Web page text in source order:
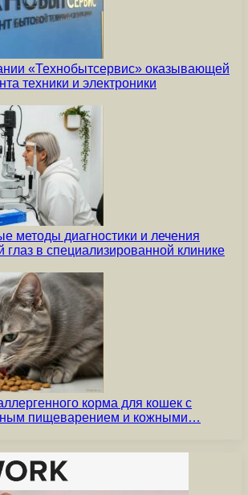
«Технобытсервис» оказывающей
техники и электроники
методы диагностики и лечения
глаз в специализированной клинике
корма для кошек с
пищеварением и кожными…